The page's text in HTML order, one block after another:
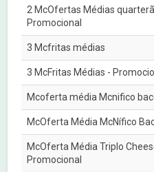
2 McOfertas Médias
Promocional
3 Mcfritas médias
3 McFritas Médias -
Mcoferta média Mcnifico
McOferta Média McNífico
McOferta Média Triplo
Promocional